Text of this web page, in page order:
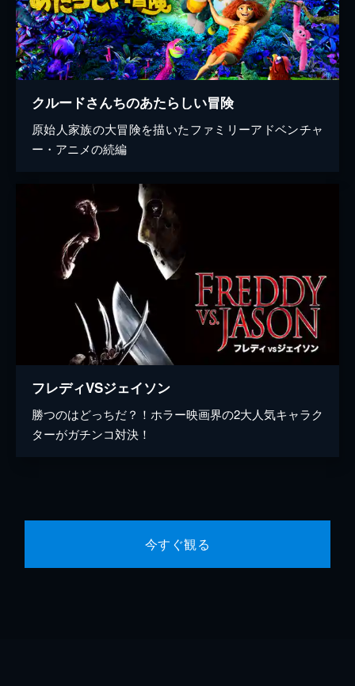
クルードさんちのあたらしい冒険
原始人家族の大冒険を描いたファミリーアドベンチャ
ー・アニメの続編
フレディVSジェイソン
勝つのはどっちだ？！ホラー映画界の2大人気キャラク
ターがガチンコ対決！
今すぐ観る